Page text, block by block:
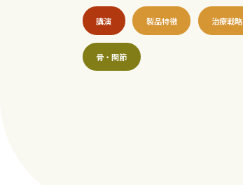
講演 製品特徴 治療戦略
⾻・関節